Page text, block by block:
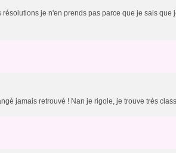
je n'en prends pas parce que je sais que
jamais retrouvé ! Nan je rigole, je trouve très